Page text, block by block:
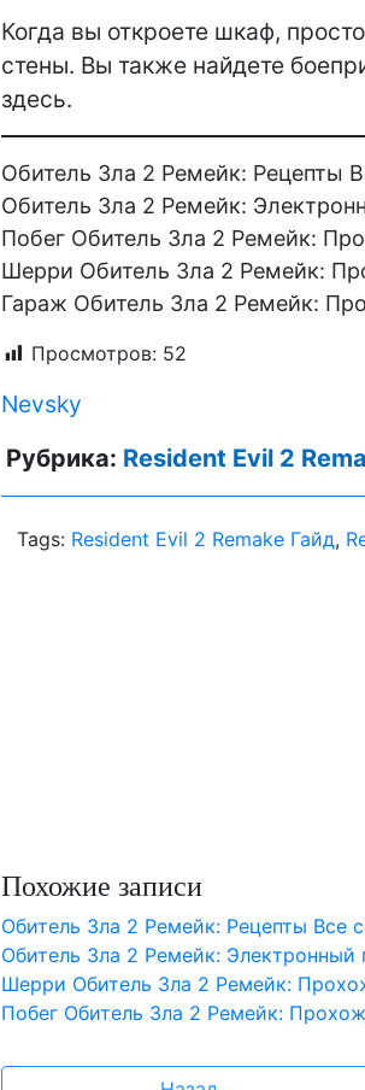
Когда вы откроете шкаф,
стены. Вы также найдете
здесь.
Обитель Зла 2 Ремейк: Рецепты
Обитель Зла 2 Ремейк:
Побег Обитель Зла 2 Ремейк:
Шерри Обитель Зла 2 Ремейк:
Гараж Обитель Зла 2 Ремейк:
Просмотров: 52
Nevsky
Рубрика: Resident Evil 2
Tags: Resident Evil 2 Remake Гайд,
Похожие записи
Обитель Зла 2 Ремейк: Рецепты Все
Обитель Зла 2 Ремейк:
Шерри Обитель Зла 2 Ремейк:
Побег Обитель Зла 2 Ремейк: